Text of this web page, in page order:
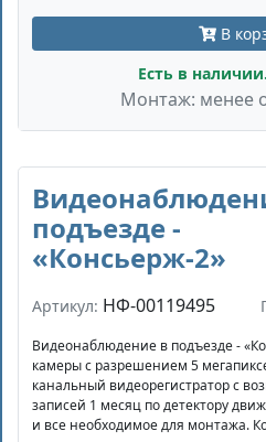
В
Есть в
Монтаж: менее
подъезде -
«Консьерж-2»
Артикул: НФ-00119495
Видеонаблюдение в подъезде -
камеры с разрешением 5
канальный видеорегистратор с
записей 1 месяц по детектору
и все необходимое для монтажа.